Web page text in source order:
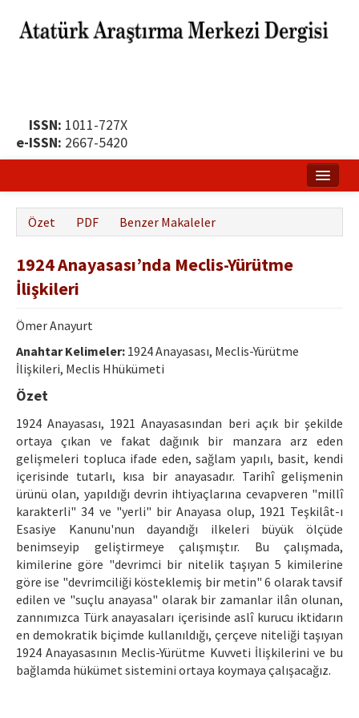
ISSN: 1011-727X
e-ISSN: 2667-5420
Hakkında
Yayın Politikası
Dergi Kurulları
Yayın İlkeleri
Etik İlkeler
Yazar Rehberi
Hakem Rehberi
İletişim
Özet PDF Benzer Makaleler
1924 Anayasası’nda Meclis-Yürütme
İlişkileri
Ömer Anayurt
Anahtar Kelimeler: 1924 Anayasası, Meclis-Yürütme
İlişkileri, Meclis Hhükümeti
Özet
1924 Anayasası, 1921 Anayasasından beri açık bir şekilde
ortaya çıkan ve fakat dağınık bir manzara arz eden
gelişmeleri topluca ifade eden, sağlam yapılı, basit, kendi
içerisinde tutarlı, kısa bir anayasadır. Tarihî gelişmenin
ürünü olan, yapıldığı devrin ihtiyaçlarına cevapveren "millî
karakterli" 34 ve "yerli" bir Anayasa olup, 1921 Teşkilât-ı
Esasiye Kanunu'nun dayandığı ilkeleri büyük ölçüde
benimseyip geliştirmeye çalışmıştır. Bu çalışmada,
kimilerine göre "devrimci bir nitelik taşıyan 5 kimilerine
göre ise "devrimciliği kösteklemiş bir metin" 6 olarak tavsif
edilen ve "suçlu anayasa" olarak bir zamanlar ilân olunan,
zannımızca Türk anayasaları içerisinde aslî kurucu iktidarın
en demokratik biçimde kullanıldığı, çerçeve niteliği taşıyan
1924 Anayasasının Meclis-Yürütme Kuvveti İlişkilerini ve bu
bağlamda hükümet sistemini ortaya koymaya çalışacağız.